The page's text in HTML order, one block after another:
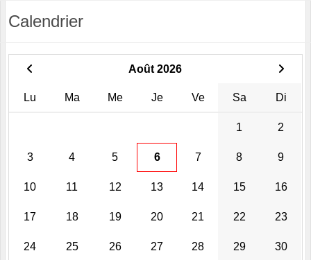
Calendrier
Août 2026
Lu Ma Me Je Ve Sa Di
1 2
3 4 5 6 7 8 9
10 11 12 13 14 15 16
17 18 19 20 21 22 23
24 25 26 27 28 29 30